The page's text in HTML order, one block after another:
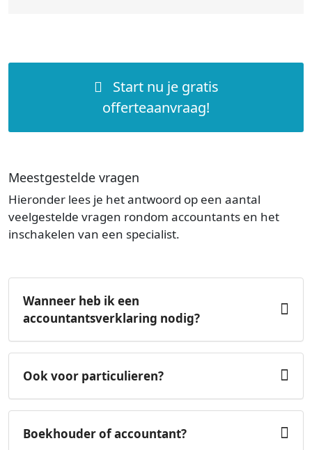
Start nu je gratis
offerteaanvraag!
Meestgestelde vragen
Hieronder lees je het antwoord op een aantal
veelgestelde vragen rondom accountants en het
inschakelen van een specialist.
Wanneer heb ik een
accountantsverklaring nodig?
Ook voor particulieren?
Boekhouder of accountant?